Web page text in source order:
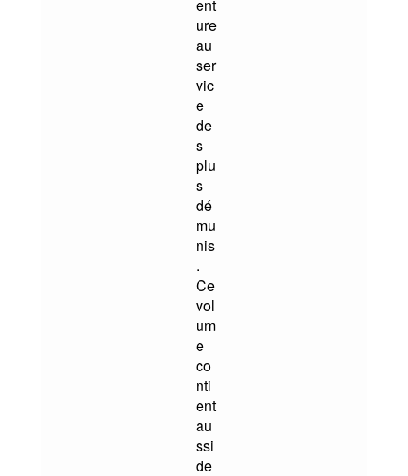
ent
ure
au
ser
vic
e
de
s
plu
s
dé
mu
nis
.
Ce
vol
um
e
co
nti
ent
au
ssi
de